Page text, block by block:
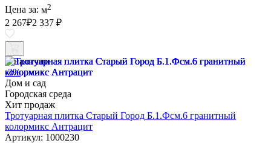
Цена за: м2
2 267₽2 337 ₽
В наличии
-3%
Дом и сад
Городская среда
Хит продаж
Тротуарная плитка Старый Город Б.1.Фсм.6 гранитный
колормикс Антрацит
Артикул: 1000230